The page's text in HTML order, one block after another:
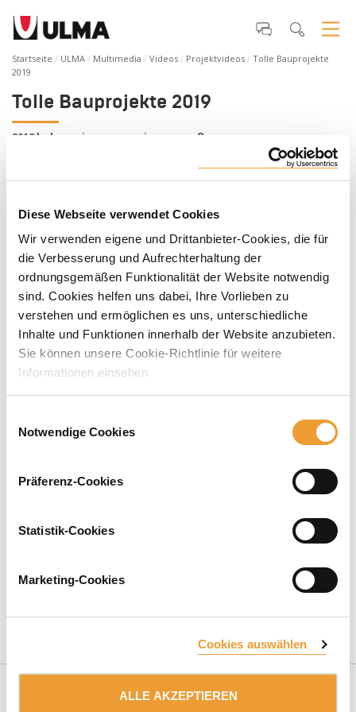
Diese Webseite verwendet Cookies
Wir verwenden eigene und Drittanbieter-Cookies, die für
die Verbesserung und Aufrechterhaltung der
ordnungsgemäßen Funktionalität der Website notwendig
sind. Cookies helfen uns dabei, Ihre Vorlieben zu
verstehen und ermöglichen es uns, unterschiedliche
Inhalte und Funktionen innerhalb der Website anzubieten.
Sie können unsere Cookie-Richtlinie für weitere
Informationen einsehen
Notwendige Cookies
Präferenz-Cookies
Statistik-Cookies
Marketing-Cookies
Cookies auswählen
ALLE AKZEPTIEREN
Startseite ULMA Multimedia Videos Projektvideos
Tolle Bauprojekte
2019
Tolle Bauprojekte 2019
2019 haben wir uns gemeinsam großen
Bauherausforderungen gestellt: Brücken, Wolkenkratzer,
Tunnel, Wohngebäude etc. Wir waren da, wo Sie uns
Zeit, sich neuen Herausforderungen zu stellen, und wir
werden es wieder gemeinsam tun. Wir sind in Ihrer Nähe, wo
immer Sie uns brauchen und für alles, was Sie brauchen. In
Ihrer Nähe, mit hochwertigen Schalungs- und
Gerüstlösungen.
Wir verfügen über ausgewiesene Erfahrung im Betonbau.
Gemeinsam können wir uns neuen Herausforderungen
Beratung.
ANGEBOT ANFORDERN